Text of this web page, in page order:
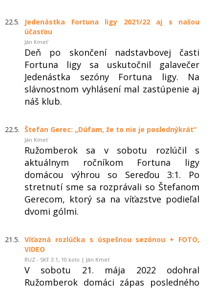
22.5.
Jedenástka Fortuna ligy 2021/22 aj s našou
účasťou
Ján Kmeť
Deň po skončení nadstavbovej časti
Fortuna ligy sa uskutočnil galavečer
Jedenástka sezóny Fortuna ligy. Na
slávnostnom vyhlásení mal zastúpenie aj
náš klub.
22.5. Štefan Gerec: „Dúfam, že to nie je poslednýkrát“
Ján Kmeť
Ružomberok sa v sobotu rozlúčil s
aktuálnym ročníkom Fortuna ligy
domácou výhrou so Sereďou 3:1. Po
stretnutí sme sa rozprávali so Štefanom
Gerecom, ktorý sa na víťazstve podieľal
dvomi gólmi.
21.5. Víťazná rozlúčka s úspešnou sezónou + FOTO,
VIDEO
RUZ - SKF 3:1, 10.kolo | Ján Kmeť
V sobotu 21. mája 2022 odohral
Ružomberok domáci zápas posledného